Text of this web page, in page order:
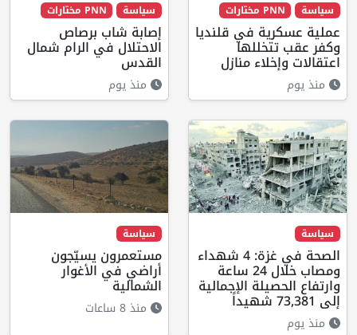
سياسة PNN مختارات
عملية عسكرية في قلنديا
وكفر عقب تتخللها
اعتقالات وإخلاء منازل
منذ يوم
سياسة PNN مختارات
إصابة شاب برصاص
الاحتلال في الرام شمال
القدس
منذ يوم
سياسة
الصحة في غزة: 4 شهداء
ومصاب خلال 24 ساعة
وارتفاع الحصيلة الإجمالية
إلى 73,381 شهيداً
منذ يوم
سياسة
مستعمرون يسيّجون
أراضي في الأغوار
الشمالية
منذ 8 ساعات